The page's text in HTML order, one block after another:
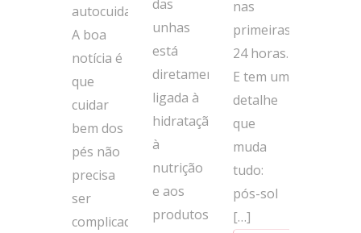
autocuidado.
A boa
notícia é
que
cuidar
bem dos
pés não
precisa
ser
complicado.
das
unhas
está
diretamente
ligada à
hidratação,
à
nutrição
e aos
produtos
nas
primeiras
24 horas.
E tem um
detalhe
que
muda
tudo:
pós-sol
[…]